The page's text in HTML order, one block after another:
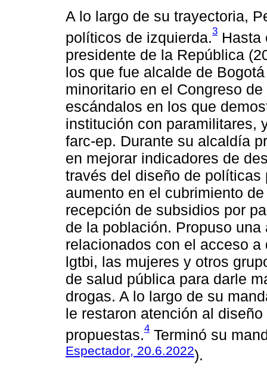
A lo largo de su trayectoria,
políticos de izquierda.3 Hasta
presidente de la República
los que fue alcalde de
minoritario en el Congreso
escándalos en los que
institución con paramilitares,
farc-ep. Durante su alcaldía
en mejorar indicadores de
través del diseño de
aumento en el cubrimiento
recepción de subsidios por
de la población. Propuso
relacionados con el acceso
lgtbi, las mujeres y otros
de salud pública para darle
drogas. A lo largo de su
le restaron atención al
propuestas.4 Terminó su
Espectador, 20.6.2022).